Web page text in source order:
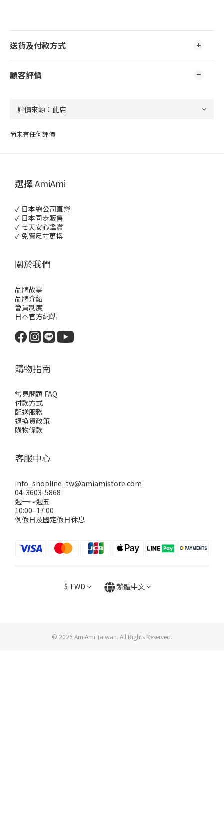
送貨及付款方式
顧客評價
尚未有任何評價
選擇 AmiAmi
✓ 日本總公司直營
✓ 日本同步販售
✓ 七天安心鑑賞
✓ 免費尺寸更換
關於我們
品牌故事
品牌介紹
會員制度
日本官方網站
購物指南
常見問題 FAQ
付款方式
配送服務
退換貨政策
購物條款
客服中心
info_shopline_tw@amiamistore.com
04-3603-5868
週一～週五
10:00–17:00
例假日及國定假日休息
$ TWD 繁體中文
© 2026 AmiAmi Taiwan. All Rights Reserved.